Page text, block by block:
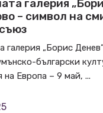
галерия
– символ на
галерия „Борис
български
на Европа – 9 май, ...